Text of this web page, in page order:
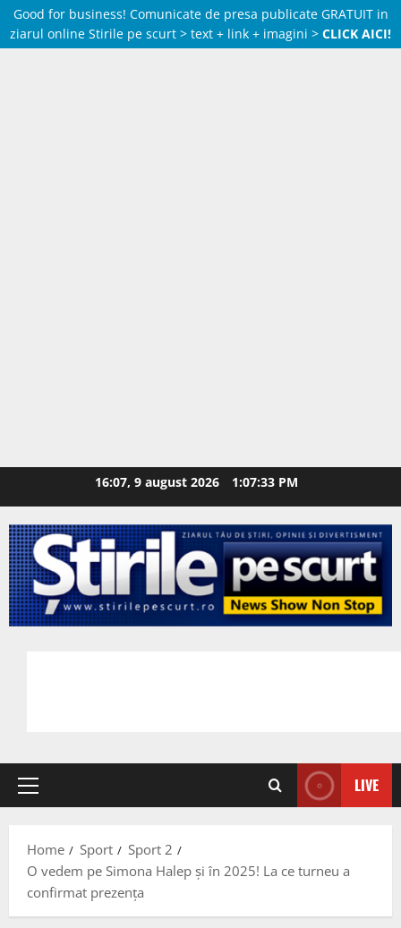
Good for business! Comunicate de presa publicate GRATUIT in
ziarul online Stirile pe scurt > text + link + imagini > CLICK AICI!
16:07, 9 august 2026 1:07:34 PM
Primary
LIVE
Home Sport
Sport 2
O vedem pe Simona Halep și în 2025! La ce turneu a
confirmat prezența